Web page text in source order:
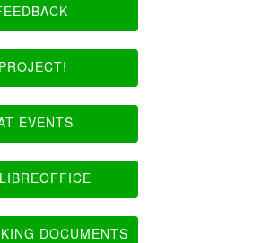
EVENTS
DOCUMENTS